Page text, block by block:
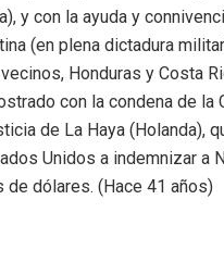
y con la ayuda y
(en plena dictadura
Honduras y Costa
con la condena de la
de La Haya (Holanda),
Unidos a indemnizar a
de dólares. (Hace 41 años)